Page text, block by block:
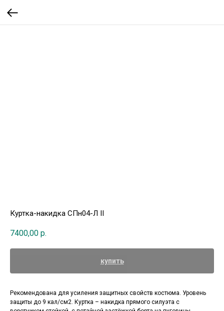
Куртка-накидка СПн04-Л II
7400,00 р.
купить
Рекомендована для усиления защитных свойств костюма. Уровень
защиты до 9 кал/см2. Куртка – накидка прямого силуэта с